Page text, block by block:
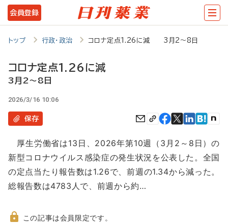
メ
イ
ツ
移
動
会員登録
トップ 行政・政治 コロナ定点1.26に減 3月2～8日
コロナ定点1.26に減
3月2～8日
2026/3/16 10:06
保存
厚生労働省は13日、2026年第10週（3月2～8日）の
新型コロナウイルス感染症の発生状況を公表した。全国
の定点当たり報告数は1.26で、前週の1.34から減った。
総報告数は4783人で、前週から約…
この記事は会員限定です。